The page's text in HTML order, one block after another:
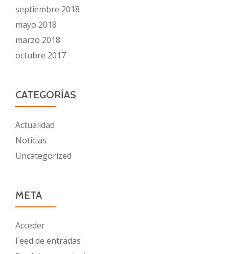
septiembre 2018
mayo 2018
marzo 2018
octubre 2017
CATEGORÍAS
Actualidad
Noticias
Uncategorized
META
Acceder
Feed de entradas